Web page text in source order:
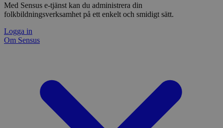
Med Sensus e-tjänst kan du administrera din
folkbildningsverksamhet på ett enkelt och smidigt sätt.
Logga in
Om Sensus